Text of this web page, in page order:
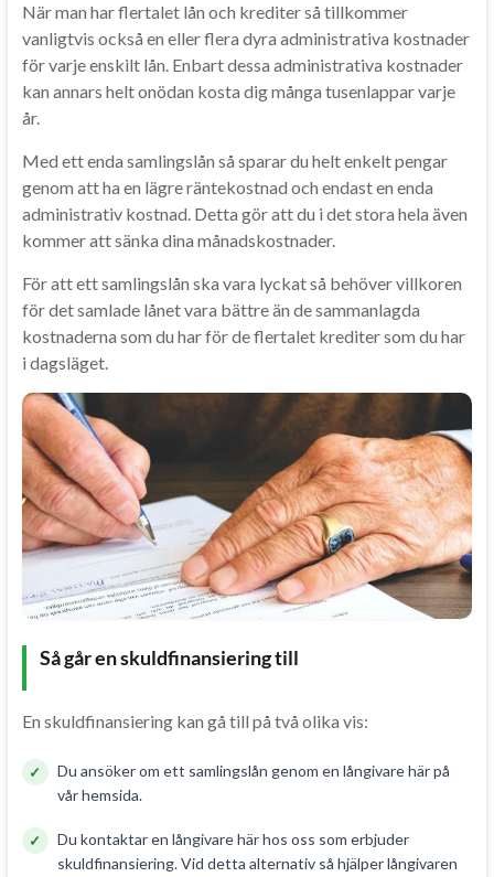
När man har flertalet lån och krediter så tillkommer
vanligtvis också en eller flera dyra administrativa kostnader
för varje enskilt lån. Enbart dessa administrativa kostnader
kan annars helt onödan kosta dig många tusenlappar varje
år.
Med ett enda samlingslån så sparar du helt enkelt pengar
genom att ha en lägre räntekostnad och endast en enda
administrativ kostnad. Detta gör att du i det stora hela även
kommer att sänka dina månadskostnader.
För att ett samlingslån ska vara lyckat så behöver villkoren
för det samlade lånet vara bättre än de sammanlagda
kostnaderna som du har för de flertalet krediter som du har
i dagsläget.
Så går en skuldfinansiering till
En skuldfinansiering kan gå till på två olika vis:
Du ansöker om ett samlingslån genom en långivare här på
vår hemsida.
Du kontaktar en långivare här hos oss som erbjuder
skuldfinansiering. Vid detta alternativ så hjälper långivaren